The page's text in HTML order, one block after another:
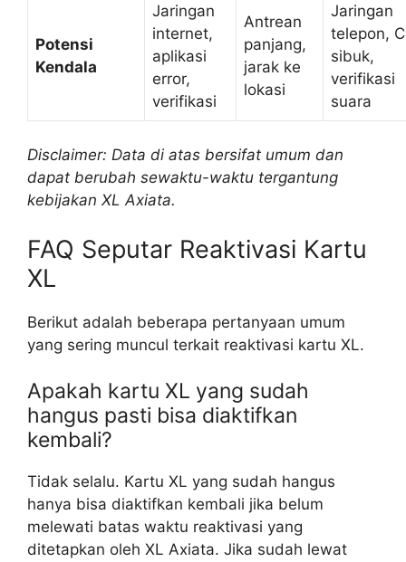
Potensi
Kendala
Jaringan
internet,
aplikasi
error,
verifikasi
Antrean
panjang,
jarak ke
lokasi
Jaringan
telepon,
sibuk,
verifikasi
suara
Disclaimer: Data di atas bersifat umum dan
dapat berubah sewaktu-waktu tergantung
kebijakan XL Axiata.
FAQ Seputar Reaktivasi Kartu
XL
Berikut adalah beberapa pertanyaan umum
yang sering muncul terkait reaktivasi kartu XL.
Apakah kartu XL yang sudah
hangus pasti bisa diaktifkan
kembali?
Tidak selalu. Kartu XL yang sudah hangus
hanya bisa diaktifkan kembali jika belum
melewati batas waktu reaktivasi yang
ditetapkan oleh XL Axiata. Jika sudah lewat